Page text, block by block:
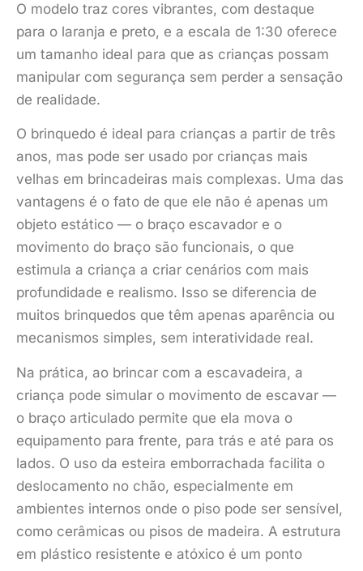
O modelo traz cores vibrantes, com destaque
para o laranja e preto, e a escala de 1:30 oferece
um tamanho ideal para que as crianças possam
manipular com segurança sem perder a sensação
de realidade.
O brinquedo é ideal para crianças a partir de três
anos, mas pode ser usado por crianças mais
velhas em brincadeiras mais complexas. Uma das
vantagens é o fato de que ele não é apenas um
objeto estático — o braço escavador e o
movimento do braço são funcionais, o que
estimula a criança a criar cenários com mais
profundidade e realismo. Isso se diferencia de
muitos brinquedos que têm apenas aparência ou
mecanismos simples, sem interatividade real.
Na prática, ao brincar com a escavadeira, a
criança pode simular o movimento de escavar —
o braço articulado permite que ela mova o
equipamento para frente, para trás e até para os
lados. O uso da esteira emborrachada facilita o
deslocamento no chão, especialmente em
ambientes internos onde o piso pode ser sensível,
como cerâmicas ou pisos de madeira. A estrutura
em plástico resistente e atóxico é um ponto